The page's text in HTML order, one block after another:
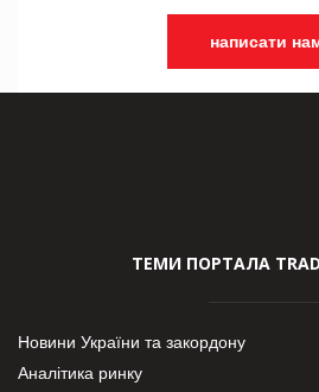
написати
ТЕМИ ПОРТАЛА
Новини України та закордону
Аналітика ринку